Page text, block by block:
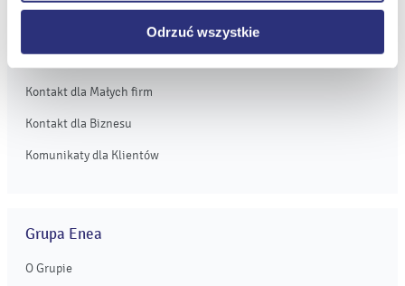
Odrzuć wszystkie
Obsługa Klienta dla Biznesu
Kontakt dla Małych firm
Kontakt dla Biznesu
Komunikaty dla Klientów
Grupa Enea
O Grupie